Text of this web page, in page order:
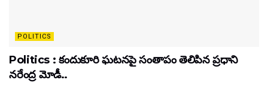
POLITICS
Politics : కందుకూరి ఘటనపై సంతాపం తెలిపిన ప్రధాని
నరేంద్ర మోడీ..